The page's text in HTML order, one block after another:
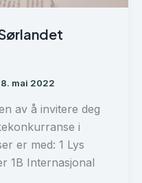
8. mai 2022
av å invitere deg
i
er med: 1 Lys
1B Internasjonal